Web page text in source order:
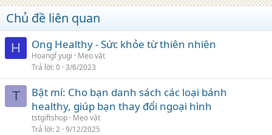
Chủ đề liên quan
H Ong Healthy - Sức khỏe từ thiên nhiên
Hoangf yugi
Mẹo vặt
Trả lời 0 3/6/2023
T
Bật mí: Cho bạn danh sách các loại bánh
healthy, giúp bạn thay đổi ngoại hình
tstgiftshop Mẹo vặt
Trả lời 2 9/12/2025